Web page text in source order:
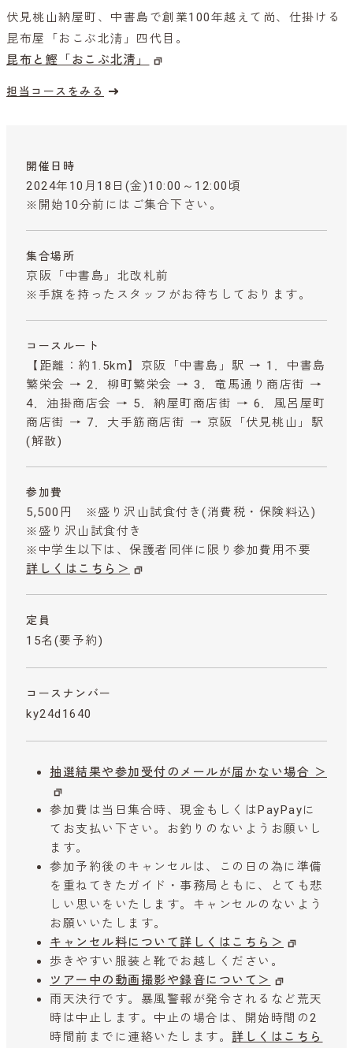
伏見桃山納屋町、中書島で創業100年越えて尚、仕掛ける
昆布屋「おこぶ北淸」四代目。
昆布と鰹「おこぶ北淸」
担当コースをみる
開催日時
2024年10月18日(金)10:00～12:00頃
※開始10分前にはご集合下さい。
集合場所
京阪「中書島」北改札前
※手旗を持ったスタッフがお待ちしております。
コースルート
【距離：約1.5km】京阪「中書島」駅 → 1．中書島
繁栄会 → 2．柳町繁栄会 → 3．竜馬通り商店街 →
4．油掛商店会 → 5．納屋町商店街 → 6．風呂屋町
商店街 → 7．大手筋商店街 → 京阪「伏見桃山」駅
(解散)
参加費
5,500円 ※盛り沢山試食付き (消費税・保険料込)
※盛り沢山試食付き
※中学生以下は、保護者同伴に限り参加費用不要
詳しくはこちら＞
定員
15名(要予約)
コースナンバー
ky24d1640
抽選結果や参加受付のメールが届かない場合 ＞
参加費は当日集合時、現金もしくはPayPayに
てお支払い下さい。お釣りのないようお願いし
ます。
参加予約後のキャンセルは、この日の為に準備
を重ねてきたガイド・事務局ともに、とても悲
しい思いをいたします。キャンセルのないよう
お願いいたします。
キャンセル料について詳しくはこちら＞
歩きやすい服装と靴でお越しください。
ツアー中の動画撮影や録音について＞
雨天決行です。暴風警報が発令されるなど荒天
時は中止します。中止の場合は、開始時間の2
時間前までに連絡いたします。 詳しくはこちら